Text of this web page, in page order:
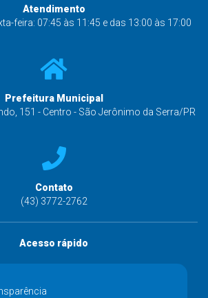
Atendimento
feira: 07:45 às 11:45 e das 13:00 às 17:00
Prefeitura Municipal
151 - Centro - São Jerônimo da Serra/PR
Contato
(43) 3772-2762
Acesso rápido